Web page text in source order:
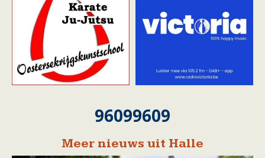
96099609
Meer nieuws uit Halle